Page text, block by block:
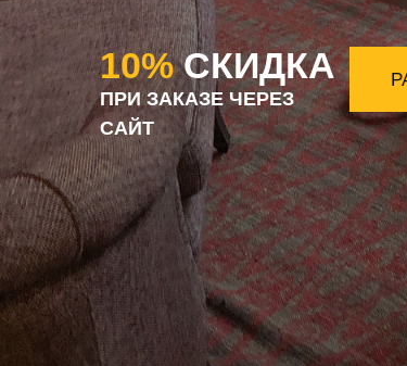
ПРИ ЗАКАЗЕ ЧЕРЕЗ
САЙТ
10%СКИДКА